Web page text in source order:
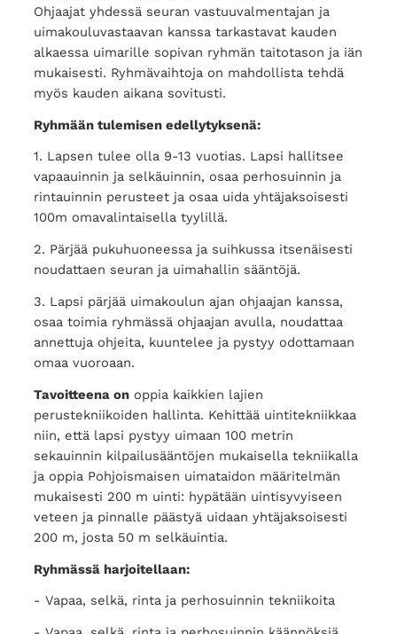
Ohjaajat yhdessä seuran vastuuvalmentajan ja
uimakouluvastaavan kanssa tarkastavat kauden
alkaessa uimarille sopivan ryhmän taitotason ja iän
mukaisesti. Ryhmävaihtoja on mahdollista tehdä
myös kauden aikana sovitusti.
Ryhmään tulemisen edellytyksenä:
1. Lapsen tulee olla 9-13 vuotias. Lapsi hallitsee
vapaauinnin ja selkäuinnin, osaa perhosuinnin ja
rintauinnin perusteet ja osaa uida yhtäjaksoisesti
100m omavalintaisella tyylillä.
2. Pärjää pukuhuoneessa ja suihkussa itsenäisesti
noudattaen seuran ja uimahallin sääntöjä.
3. Lapsi pärjää uimakoulun ajan ohjaajan kanssa,
osaa toimia ryhmässä ohjaajan avulla, noudattaa
annettuja ohjeita, kuuntelee ja pystyy odottamaan
omaa vuoroaan.
Tavoitteena onoppia kaikkien lajien
perustekniikoiden hallinta. Kehittää uintitekniikkaa
niin, että lapsi pystyy uimaan 100 metrin
sekauinnin kilpailusääntöjen mukaisella tekniikalla
ja oppia Pohjoismaisen uimataidon määritelmän
mukaisesti 200 m uinti: hypätään uintisyvyiseen
veteen ja pinnalle päästyä uidaan yhtäjaksoisesti
200 m, josta 50 m selkäuintia.
Ryhmässä harjoitellaan:
- Vapaa, selkä, rinta ja perhosuinnin tekniikoita